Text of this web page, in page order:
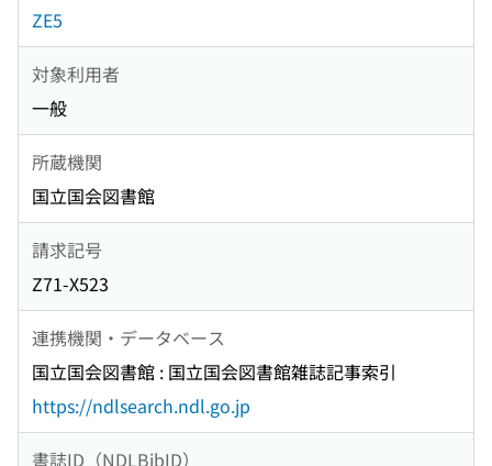
ZE5
対象利用者
一般
所蔵機関
国立国会図書館
請求記号
Z71-X523
連携機関・データベース
国立国会図書館 : 国立国会図書館雑誌記事索引
https://ndlsearch.ndl.go.jp
書誌ID（NDLBibID）